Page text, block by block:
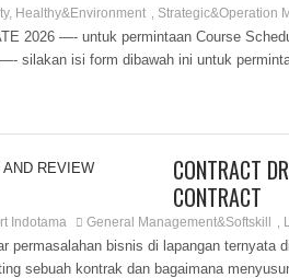
Healthy&Environment Strategic&Operation
2026 —- untuk permintaan Course
silakan isi form dibawah ini untuk
CONTRACT
CONTRACT
Indotama General Management&Softskill
permasalahan bisnis di lapangan ternyata
sebuah kontrak dan bagaimana